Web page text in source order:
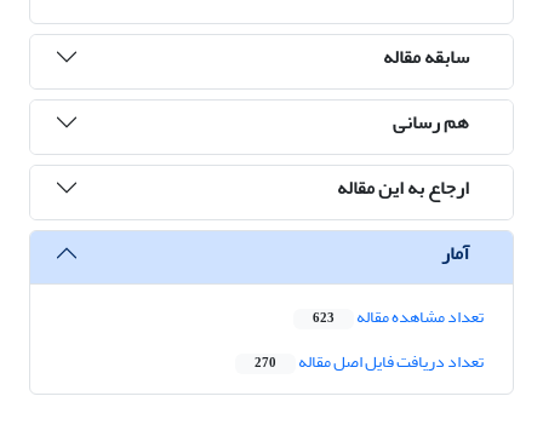
سابقه مقاله
هم رسانی
ارجاع به این مقاله
آمار
تعداد مشاهده مقاله 623
تعداد دریافت فایل اصل مقاله 270